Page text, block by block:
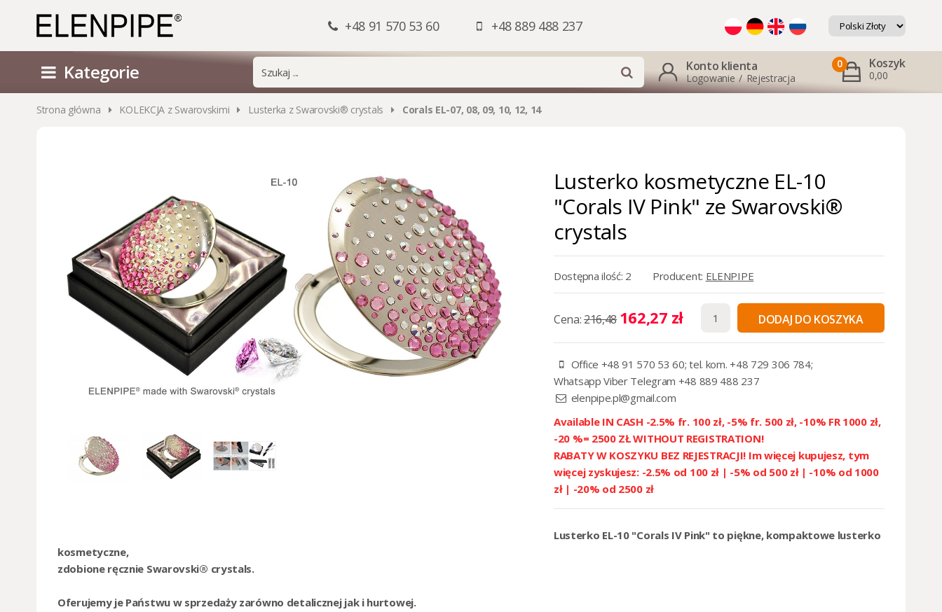
+48 91 570 53 60 +48 889 488 237
Kategorie Konto klienta
Logowanie / Rejestracja
0 Koszyk
0,00
Strona główna KOLEKCJA z Swarovskimi Lusterka z Swarovski® crystals Corals EL-07, 08, 09, 10, 12, 14
Lusterko kosmetyczne EL-10
"Corals IV Pink" ze Swarovski®
crystals
Dostępna ilość: 2 Producent: ELENPIPE
Cena:216,48 162,27 zł DODAJ DO KOSZYKA
Office +48 91 570 53 60; tel. kom. +48 729 306 784;
Whatsapp Viber Telegram +48 889 488 237
elenpipe.pl@gmail.com
Available IN CASH -2.5% fr. 100 zł, -5% fr. 500 zł, -10% FR 1000 zł,
-20 %= 2500 ZŁ WITHOUT REGISTRATION!
RABATY W KOSZYKU BEZ REJESTRACJI! Im więcej kupujesz, tym
więcej zyskujesz: -2.5% od 100 zł | -5% od 500 zł | -10% od 1000
zł | -20% od 2500 zł
Lusterko EL-10 "Corals IV Pink" to piękne, kompaktowe lusterko
kosmetyczne,
zdobione ręcznie Swarovski® crystals.
Oferujemy je Państwu w sprzedaży zarówno detalicznej jak i hurtowej.